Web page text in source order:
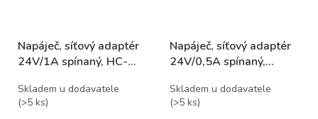
Napáječ, síťový adaptér
24V/1A spínaný, HC-
5,5x2,1mm
Skladem u dodavatele
(>5 ks)
Napáječ, síťový adaptér
24V/0,5A spínaný,
Skladem u dodavatele
(>5 ks)